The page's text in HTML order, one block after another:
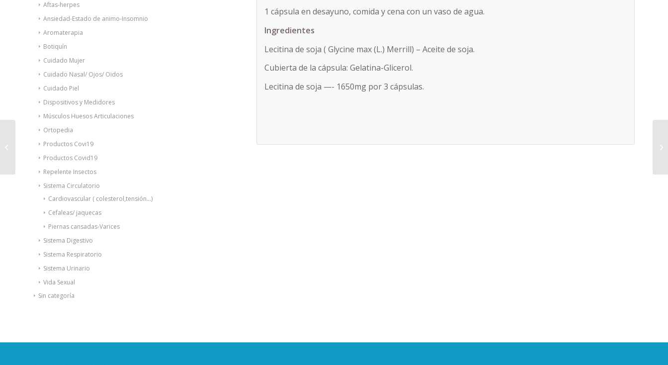
Aftas-herpes
Ansiedad-Estado de animo-Insomnio
Aromaterapia
Botiquín
Cuidado Mujer
Cuidado Nasal/ Ojos/ Oidos
Cuidado Piel
Dispositivos y Medidores
Músculos Huesos Articulaciones
Ortopedia
Productos Covi19
Productos Covid19
Repelente Insectos
Sistema Circulatorio
Cardiovascular ( colesterol,tensión...)
Cefaleas/ jaquecas
Piernas cansadas-Varices
Sistema Digestivo
Sistema Respiratorio
Sistema Urinario
Vida Sexual
Sin categoría
1 cápsula en desayuno, comida y cena con un vaso de agua.
Ingredientes
Lecitina de soja ( Glycine max (L.) Merrill) – Aceite de soja.
Cubierta de la cápsula: Gelatina-Glicerol.
Lecitina de soja —- 1650mg por 3 cápsulas.
Goibi Nature pulsera